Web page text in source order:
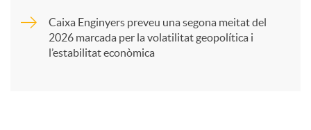
Caixa Enginyers preveu una segona meitat del
2026 marcada per la volatilitat geopolítica i
l’estabilitat econòmica